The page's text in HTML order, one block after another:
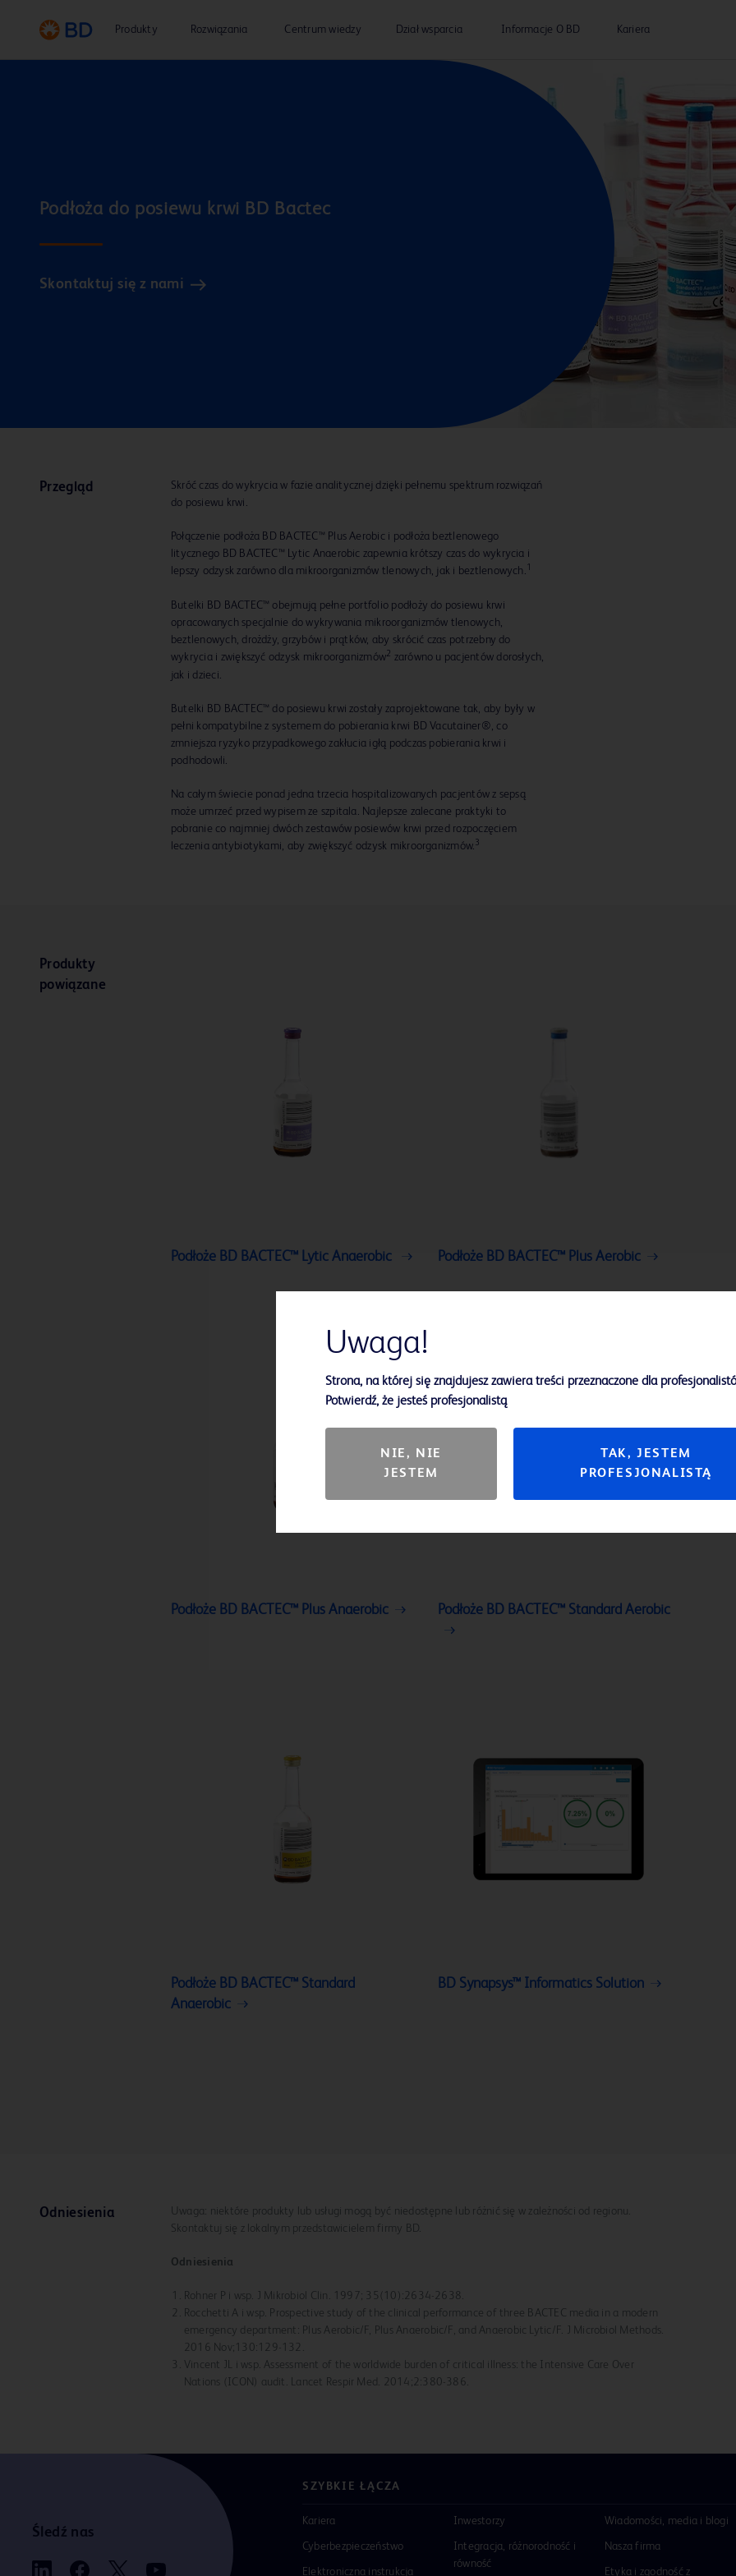
Produkty Rozwiązania Centrum wiedzy Dział wsparcia Informacje O BD Kariera
Skontaktuj się z nami
Przegląd
Skróć czas do wykrycia w fazie analitycznej dzięki pełnemu spektrum rozwiązań
do posiewu krwi.
Połączenie podłoża BD BACTEC™ Plus Aerobic i podłoża beztlenowego
litycznego BD BACTEC™ Lytic Anaerobic zapewnia krótszy czas do wykrycia i
lepszy odzysk zarówno dla mikroorganizmów tlenowych, jak i beztlenowych. 1
Butelki BD BACTEC™ obejmują pełne portfolio podłoży do posiewu krwi
opracowanych specjalnie do wykrywania mikroorganizmów tlenowych,
beztlenowych, drożdży, grzybów i prątków, aby skrócić czas potrzebny do
wykrycia i zwiększyć odzysk mikroorganizmów2 zarówno u pacjentów dorosłych,
jak i dzieci.
Butelki BD BACTEC™ do posiewu krwi zostały zaprojektowane tak, aby były w
pełni kompatybilne z systemem do pobierania krwi BD Vacutainer®, co
zmniejsza ryzyko przypadkowego zakłucia igłą podczas pobierania krwi i
podhodowli.
Na całym świecie ponad jedna trzecia hospitalizowanych pacjentów z sepsą
może umrzeć przed wypisem ze szpitala. Najlepsze zalecane praktyki to
pobranie co najmniej dwóch zestawów posiewów krwi przed rozpoczęciem
leczenia antybiotykami, aby zwiększyć odzysk mikroorganizmów. 3
Produkty
powiązane
Podłoże BD BACTEC™ Lytic Anaerobic Podłoże BD BACTEC™ Plus Aerobic
Podłoże BD BACTEC™ Plus Anaerobic Podłoże BD BACTEC™ Standard Aerobic
Podłoże BD BACTEC™ Standard
Anaerobic
BD Synapsys™ Informatics Solution
Odniesienia
Uwaga: niektóre produkty lub usługi mogą być niedostępne lub różnić się w zależności od regionu.
Skontaktuj się z lokalnym przedstawicielem firmy BD.
Odniesienia
Rohner P i wsp. J Mikrobiol Clin. 1997; 35(10):2634-2638.
Rocchetti A i wsp. Prospective study of the clinical performance of three BACTEC media in a modern
emergency department: Plus Aerobic/F, Plus Anaerobic/F, and Anaerobic Lytic/F. J Microbiol Methods.
2016 Nov;130:129-132.
Vincent JL i wsp. Assessment of the worldwide burden of critical illness: the Intensive Care Over
Nations (ICON) audit. Lancet Respir Med. 2014;2:380-386.
Śledź nas
SZYBKIE ŁĄCZA
Kariera
Cyberbezpieczeństwo
Elektroniczna instrukcja
Inwestorzy
Integracja, różnorodność i
równość
Wiadomości, media i blogi
Nasza firma
Etyka i zgodność z
Uwaga!
Strona, na której się znajdujesz zawiera treści przeznaczone dla
Potwierdź, że jesteś profesjonalistą
NIE, NIE
JESTEM
TAK, JESTEM
PROFESJONALISTĄ